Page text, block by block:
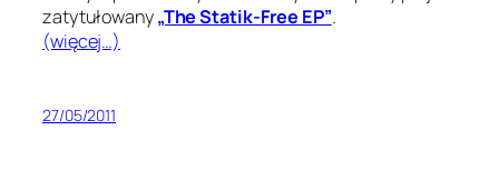
zatytułowany„The Statik-Free EP”.
(więcej…)
27/05/2011